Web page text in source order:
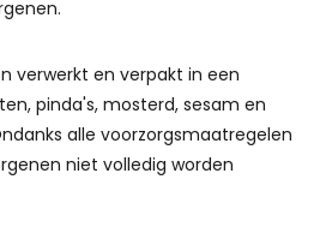
verwerkt en verpakt in een
pinda's, mosterd, sesam en
alle voorzorgsmaatregelen
niet volledig worden